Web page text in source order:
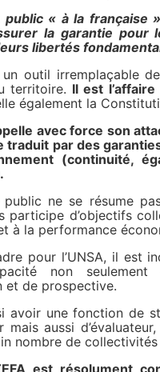
« à la française »
la garantie pour
libertés
outil irremplaçable
territoire. Il est
également la
avec force son
traduit par des
(continuité,
ne se résume
participe d’objectifs
à la performance
pour l’UNSA, il est
non seulement
et de prospective.
avoir une fonction de
mais aussi
nombre de
est résolument